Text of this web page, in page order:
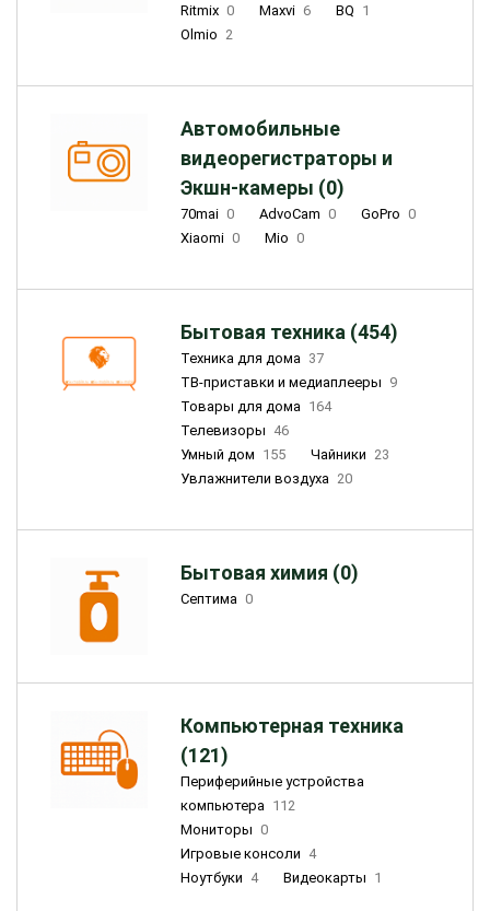
Ritmix 0 Maxvi 6 BQ 1
Olmio 2
Автомобильные
видеорегистраторы и
Экшн-камеры (0)
70mai 0 AdvoCam 0 GoPro 0
Xiaomi 0 Mio 0
Бытовая техника (454)
Техника для дома 37
ТВ-приставки и медиаплееры 9
Товары для дома 164
Телевизоры 46
Умный дом 155 Чайники 23
Увлажнители воздуха 20
Бытовая химия (0)
Септима 0
Компьютерная техника
(121)
Периферийные устройства
компьютера 112
Мониторы 0
Игровые консоли 4
Ноутбуки 4 Видеокарты 1